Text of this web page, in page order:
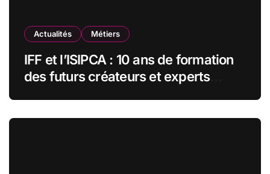
Actualités Métiers
IFF et l’ISIPCA : 10 ans de formation
des futurs créateurs et experts